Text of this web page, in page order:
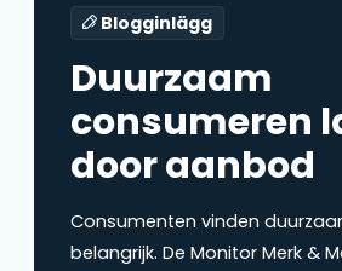
Blogginlägg
Duurzaam
consumeren
door aanbod
Consumenten vinden
belangrijk. De Monitor Merk &